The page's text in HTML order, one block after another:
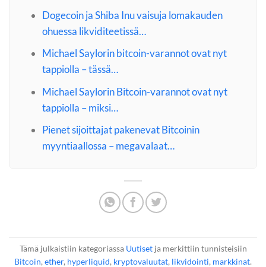
Dogecoin ja Shiba Inu vaisuja lomakauden
ohuessa likviditeetissä…
Michael Saylorin bitcoin-varannot ovat nyt
tappiolla – tässä…
Michael Saylorin Bitcoin-varannot ovat nyt
tappiolla – miksi…
Pienet sijoittajat pakenevat Bitcoinin
myyntiaallossa – megavalaat…
Tämä julkaistiin kategoriassa Uutisetja merkittiin tunnisteisiin
Bitcoin, ether, hyperliquid, kryptovaluutat, likvidointi, markkinat.